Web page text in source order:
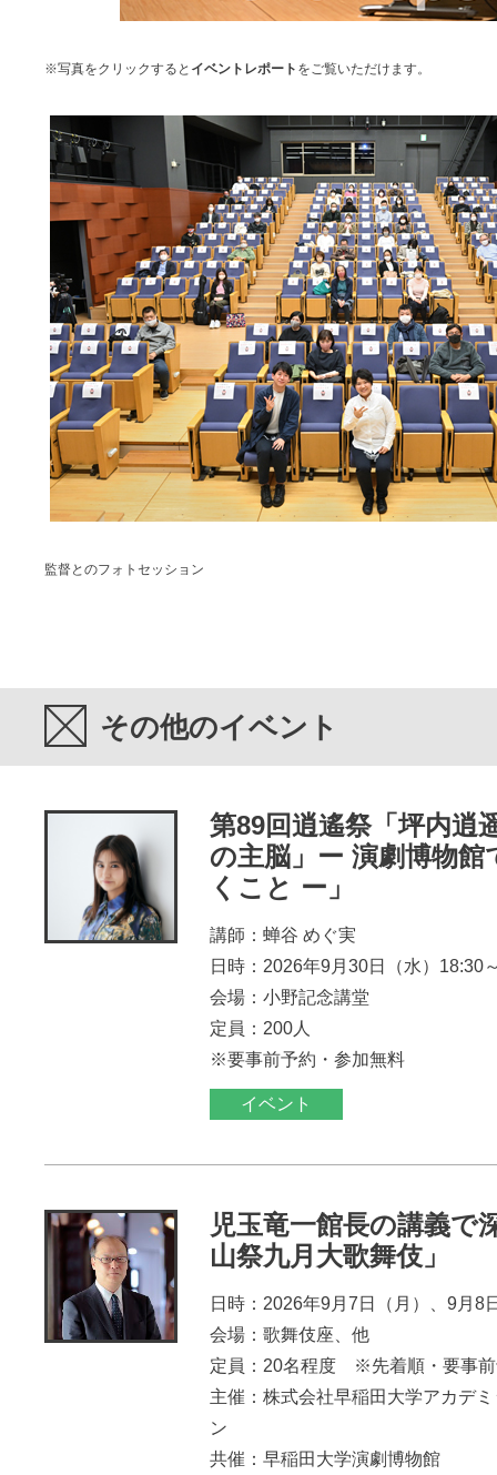
※写真をクリックすると イベントレポート をご覧いただけます。
監督とのフォトセッション
その他のイベント
第89回逍遙祭「坪内逍
の主脳」ー 演劇博物館
くこと ー」
講師：蝉谷 めぐ実
日時：2026年9月30日（水）18:30
会場：小野記念講堂
定員：200人
※要事前予約・参加無料
イベント
児玉竜一館長の講義で
山祭九月大歌舞伎」
日時：2026年9月7日（月）、9月8
会場：歌舞伎座、他
定員：20名程度 ※先着順・要事前
主催：株式会社早稲田大学アカデ
ン
共催：早稲田大学演劇博物館